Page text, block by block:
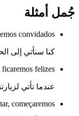
جُمل أمثلة
convidados.
كنا سنأتي إلى
felizes.
عندما تأتي
começaremos.